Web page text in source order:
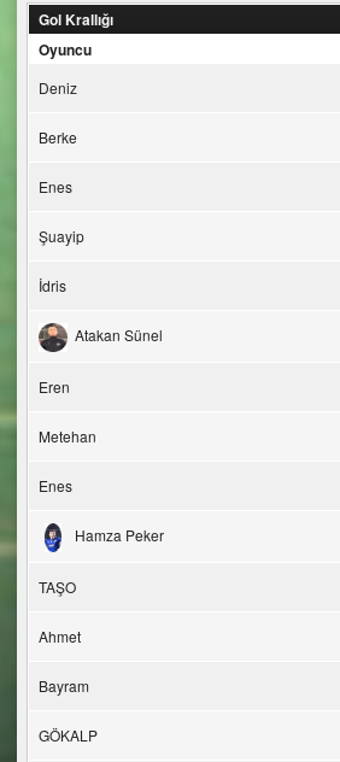
Gol Krallığı
Oyuncu
Deniz
Berke
Enes
Şuayip
İdris
Atakan Sünel
Eren
Metehan
Enes
Hamza Peker
TAŞO
Ahmet
Bayram
GÖKALP